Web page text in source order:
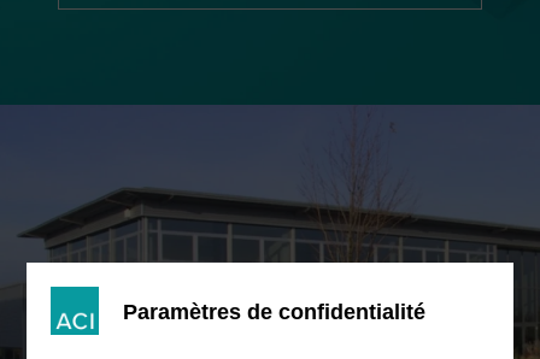
Paramètres de confidentialité